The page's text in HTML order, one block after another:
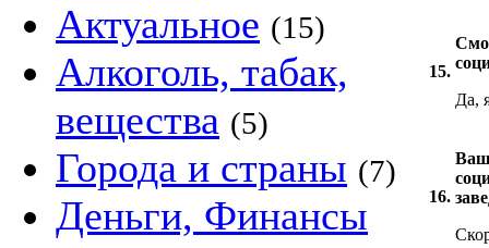
Актуальное (15)
Алкоголь, табак,
вещества (5)
Города и страны (7)
Деньги, Финансы
15.
Да,
16.